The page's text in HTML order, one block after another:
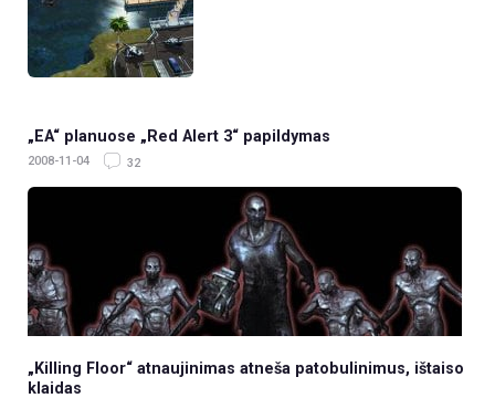
„EA“ planuose „Red Alert 3“ papildymas
2008-11-04 32
„Killing Floor“ atnaujinimas atneša patobulinimus, ištaiso
klaidas